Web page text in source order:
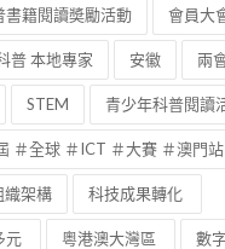
書籍閱讀奬勵活動 會員大
普 本地專家 安徽 兩
STEM 青少年科普閱讀
＃全球 ＃ICT ＃大賽 ＃澳門
織架構 科技成果轉化
元 粵港澳大灣區 數